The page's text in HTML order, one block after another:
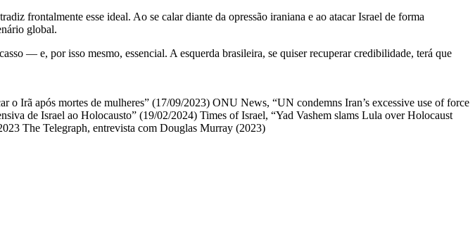
frontalmente esse ideal. Ao se calar diante da opressão iraniana e ao atacar Israel de forma
global.
— e, por isso mesmo, essencial. A esquerda brasileira, se quiser recuperar credibilidade, terá que
Irã após mortes de mulheres” (17/09/2023) ONU News, “UN condemns Iran’s excessive use of force
de Israel ao Holocausto” (19/02/2024) Times of Israel, “Yad Vashem slams Lula over Holocaust
The Telegraph, entrevista com Douglas Murray (2023)